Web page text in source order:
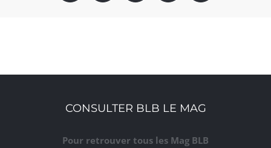
CONSULTER BLB LE MAG
Pour retrouver tous les Mag BLB